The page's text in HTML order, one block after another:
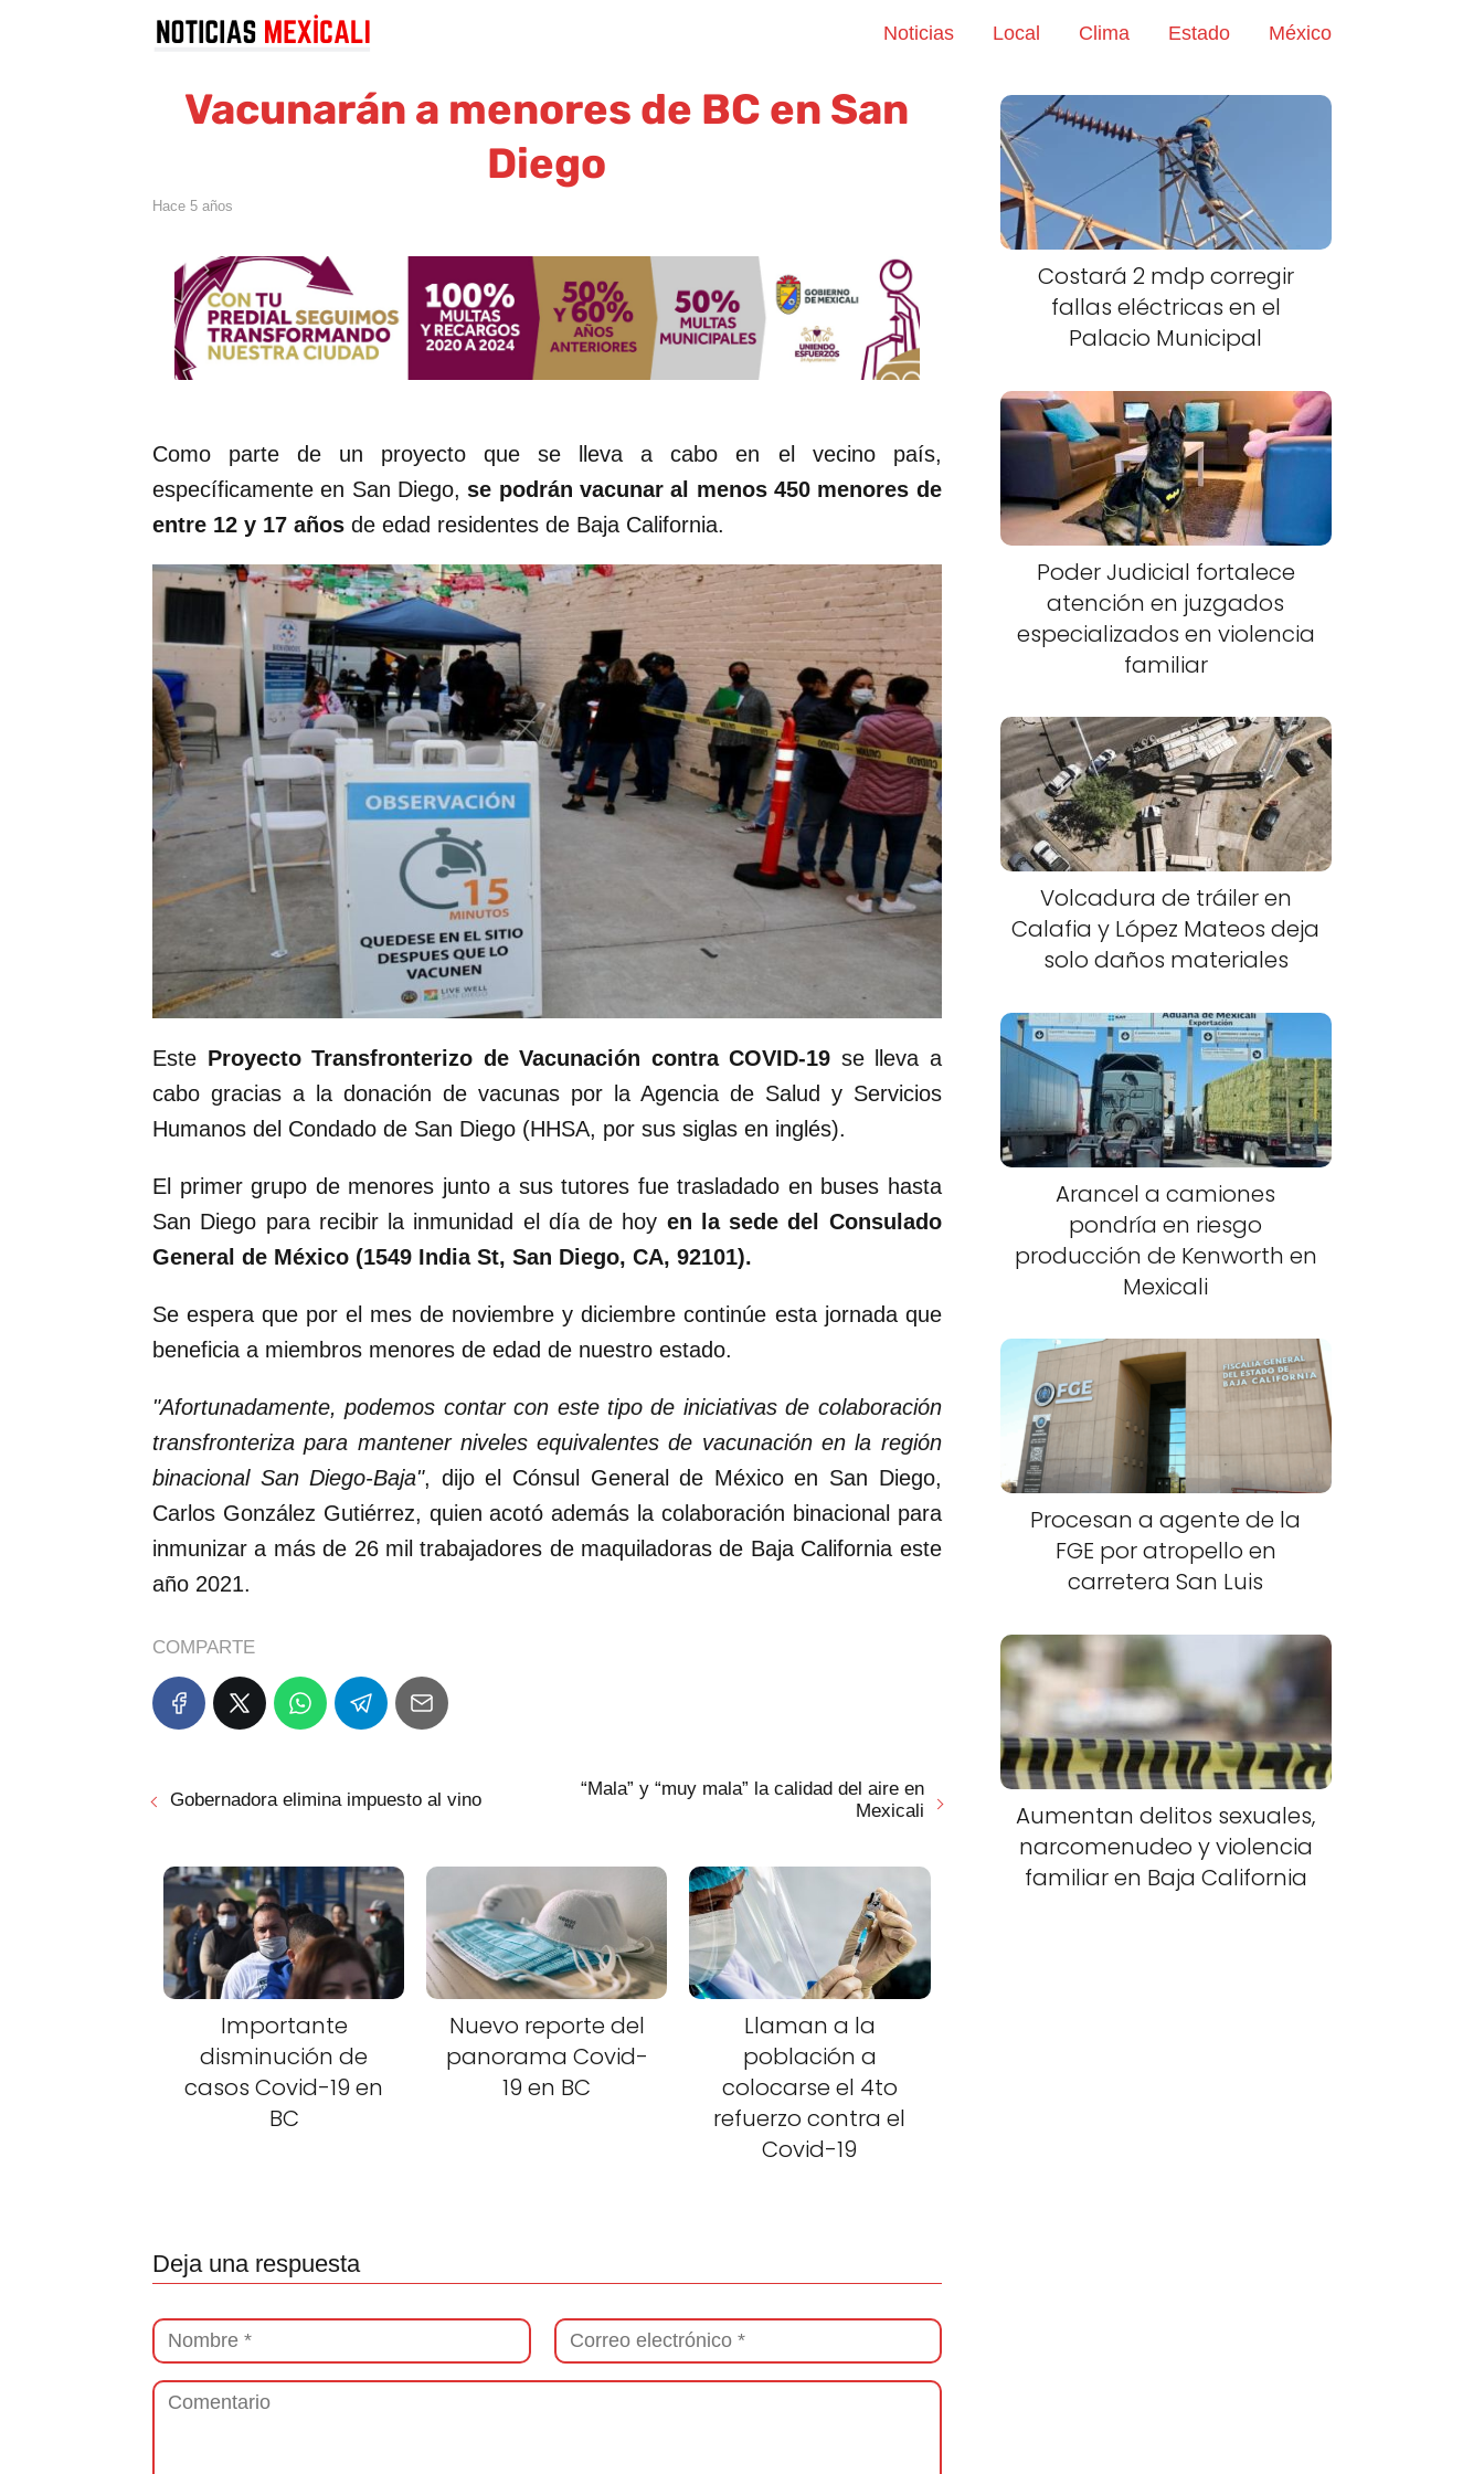
Noticias Local Clima Estado México
Vacunarán a menores de BC en San
Diego
hace 5 años
Como parte de un proyecto que se lleva a cabo en el vecino país,
específicamente en San Diego, se podrán vacunar al menos 450 menores de
entre 12 y 17 años de edad residentes de Baja California.
Este Proyecto Transfronterizo de Vacunación contra COVID-19 se lleva a
cabo gracias a la donación de vacunas por la Agencia de Salud y Servicios
Humanos del Condado de San Diego (HHSA, por sus siglas en inglés).
El primer grupo de menores junto a sus tutores fue trasladado en buses hasta
San Diego para recibir la inmunidad el día de hoy en la sede del Consulado
General de México (1549 India St, San Diego, CA, 92101).
Se espera que por el mes de noviembre y diciembre continúe esta jornada que
beneficia a miembros menores de edad de nuestro estado.
"Afortunadamente, podemos contar con este tipo de iniciativas de colaboración
transfronteriza para mantener niveles equivalentes de vacunación en la región
binacional San Diego-Baja", dijo el Cónsul General de México en San Diego,
Carlos González Gutiérrez, quien acotó además la colaboración binacional para
inmunizar a más de 26 mil trabajadores de maquiladoras de Baja California este
año 2021.
COMPARTE
Gobernadora elimina impuesto al vino
“Mala” y “muy mala” la calidad del aire en
Mexicali
Importante
disminución de
casos Covid-19 en
BC
Nuevo reporte del
panorama Covid-
19 en BC
Llaman a la
población a
colocarse el 4to
refuerzo contra el
Covid-19
Deja una respuesta
Costará 2 mdp corregir
fallas eléctricas en el
Palacio Municipal
Poder Judicial fortalece
atención en juzgados
especializados en violencia
familiar
Volcadura de tráiler en
Calafia y López Mateos deja
solo daños materiales
Arancel a camiones
pondría en riesgo
producción de Kenworth en
Mexicali
Procesan a agente de la
FGE por atropello en
carretera San Luis
Aumentan delitos sexuales,
narcomenudeo y violencia
familiar en Baja California